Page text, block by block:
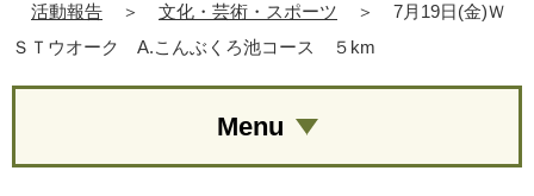
活動報告
＞ 文化・芸術・スポーツ ＞
7月19日(金)Ｗ
ＳＴウオーク A.こんぶくろ池コース ５km
Menu